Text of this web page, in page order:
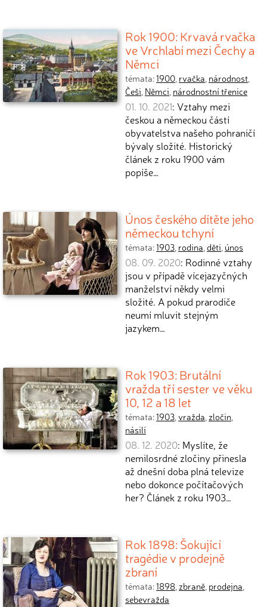
Rok 1900: Krvavá rvačka
ve Vrchlabí mezi Čechy a
Němci
témata:1900, rvačka, národnost,
Češi, Němci, národnostní třenice
01. 10. 2021: Vztahy mezi
českou a německou částí
obyvatelstva našeho pohraničí
bývaly složité. Historický
článek z roku 1900 vám
popíše…
Únos českého dítěte jeho
německou tchyní
témata:1903, rodina,děti, únos
08. 09. 2020: Rodinné vztahy
jsou v případě vícejazyčných
manželství někdy velmi
složité. A pokud prarodiče
neumí mluvit stejným
jazykem…
Rok 1903: Brutální
vražda tří sester ve věku
10, 12 a 18 let
témata:1903,vražda, zločin,
násilí
08. 12. 2020: Myslíte, že
nemilosrdné zločiny přinesla
až dnešní doba plná televize
nebo dokonce počítačových
her? Článek z roku 1903…
Rok 1898: Šokující
tragédie v prodejně
zbraní
témata:1898, zbraně, prodejna,
sebevražda